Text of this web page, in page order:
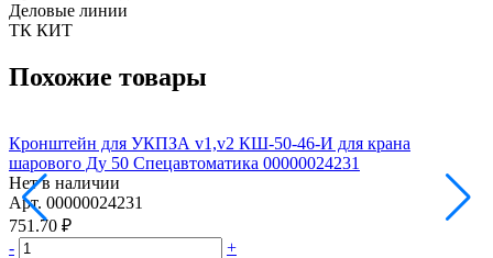
Деловые линии
ТК КИТ
Похожие товары
Кронштейн для УКПЗА v1,v2 КШ-50-46-И для крана
шарового Ду 50 Спецавтоматика 00000024231
Нет в наличии
Арт. 00000024231
751.70 ₽
-
+